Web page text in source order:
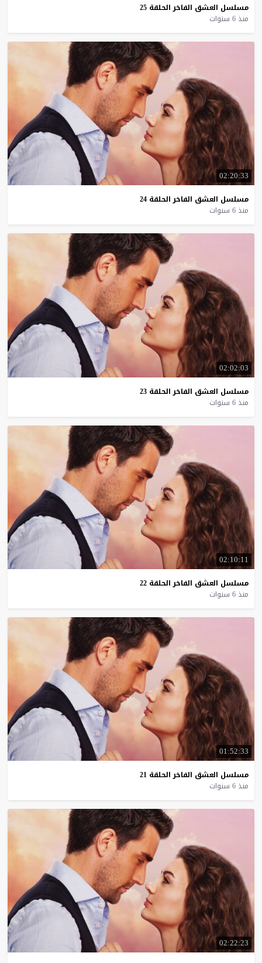
مسلسل العشق الفاخر الحلقة 25
منذ 6 سنوات
02:20:33
مسلسل العشق الفاخر الحلقة 24
منذ 6 سنوات
02:02:03
مسلسل العشق الفاخر الحلقة 23
منذ 6 سنوات
02:10:11
مسلسل العشق الفاخر الحلقة 22
منذ 6 سنوات
01:52:33
مسلسل العشق الفاخر الحلقة 21
منذ 6 سنوات
02:22:23